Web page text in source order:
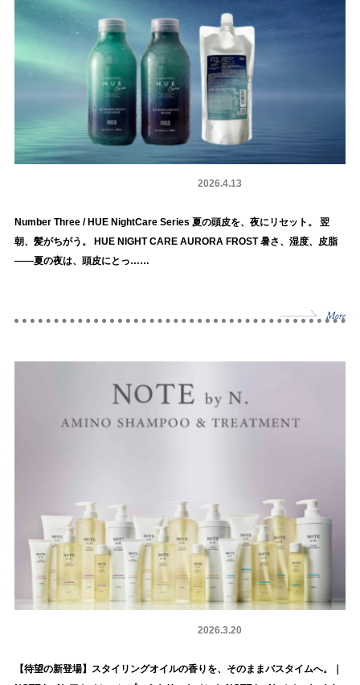
2026.4.13
Number Three / HUE NightCare Series 夏の頭皮を、夜にリセット。 翌
朝、髪がちがう。 HUE NIGHT CARE AURORA FROST 暑さ、湿度、皮脂
——夏の夜は、頭皮にとっ……
2026.3.20
【待望の新登場】スタイリングオイルの香りを、そのままバスタイムへ。｜